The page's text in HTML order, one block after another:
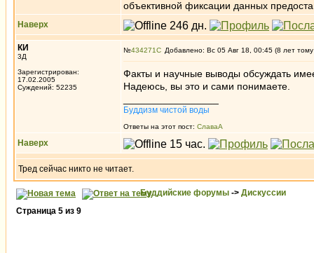
объективной фиксации данных
Наверх
КИ
3Д
Зарегистрирован:
17.02.2005
Суждений: 52235
№434271 Добавлено: Вс 05 Авг 18, 00:45 (8 лет
Факты и научные выводы обсуждать
Надеюсь, вы это и сами понимаете.
Буддизм чистой воды
Ответы на этот пост: СлаваА
Наверх
Тред сейчас никто не читает.
Буддийские форумы -> Дискуссии
Страница 5 из 9